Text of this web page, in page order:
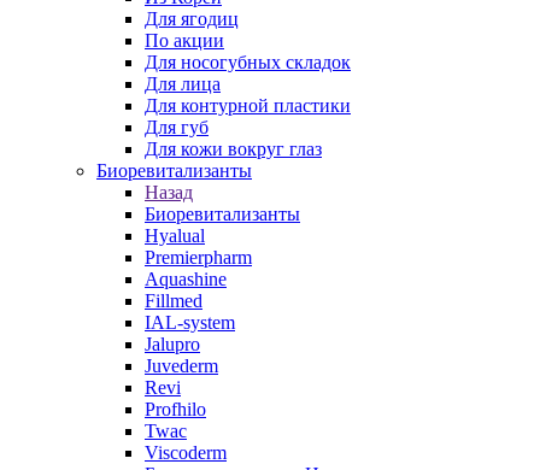
Для ягодиц
По акции
Для носогубных складок
Для лица
Для контурной пластики
Для губ
Для кожи вокруг глаз
Биоревитализанты
Назад
Биоревитализанты
Hyalual
Premierpharm
Aquashine
Fillmed
IAL-system
Jalupro
Juvederm
Revi
Profhilo
Twac
Viscoderm